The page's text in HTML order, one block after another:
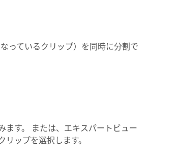
っているクリップ）を同時に分割で
ます。 または、エキスパートビュー
ップを選択します。